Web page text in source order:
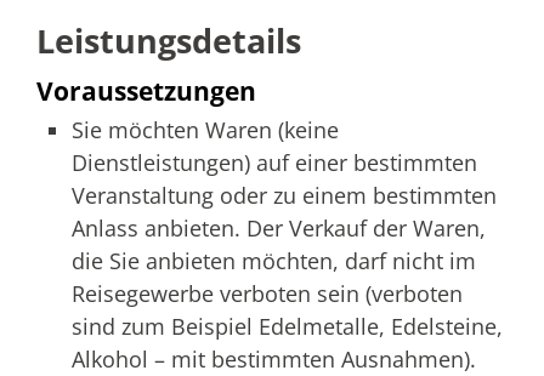
Leistungsdetails
Voraussetzungen
Sie möchten Waren (keine
Dienstleistungen) auf einer bestimmten
Veranstaltung oder zu einem bestimmten
Anlass anbieten. Der Verkauf der Waren,
die Sie anbieten möchten, darf nicht im
Reisegewerbe verboten sein (verboten
sind zum Beispiel Edelmetalle, Edelsteine,
Alkohol – mit bestimmten Ausnahmen).